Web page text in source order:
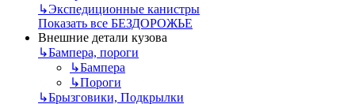
↳Экспедиционные канистры
Показать все БЕЗДОРОЖЬЕ
Внешние детали кузова
↳Бампера, пороги
↳Бампера
↳Пороги
↳Брызговики, Подкрылки